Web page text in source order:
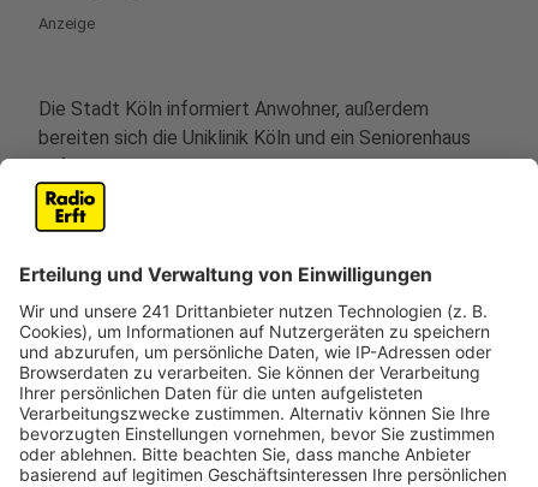
Anzeige
Die Stadt Köln informiert Anwohner, außerdem
bereiten sich die Uniklinik Köln und ein Seniorenhaus
auf eine mögliche Evakuierung in der kommenden
Woche vor. Denn in Köln-Lindenthal sind bei
Bodenuntersuchungen wieder Hinweise auf
sich um einen Blindgänger handeln, heißt es von der
Stadt Köln.
Am Freitag, dem 16. Mai, sollen die betroffenen
Stellen in Köln-Lindenthal aufgegraben werden. Sollte
die Stadt dann einen Blindgänger finden, muss wieder
evakuiert werden. Entweder noch am gleichen Tag
oder am 20. Mai. Darauf will die Stadt vorbereitet sein,